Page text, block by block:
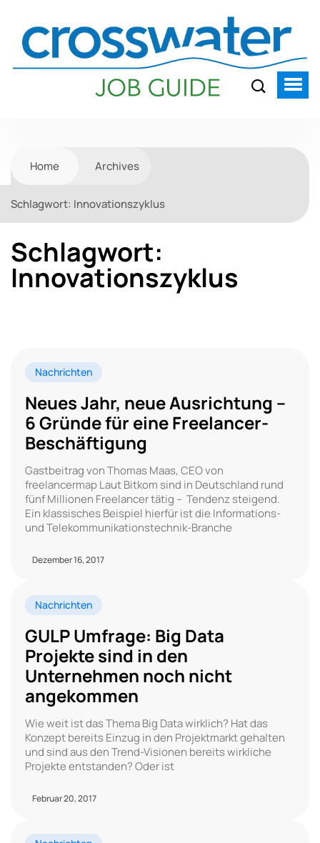
Home Archives
Schlagwort: Innovationszyklus
Schlagwort:
Innovationszyklus
Nachrichten
Neues Jahr, neue Ausrichtung –
6 Gründe für eine Freelancer-
Beschäftigung
Gastbeitrag von Thomas Maas, CEO von
freelancermap Laut Bitkom sind in Deutschland rund
fünf Millionen Freelancer tätig – Tendenz steigend.
Ein klassisches Beispiel hierfür ist die Informations-
und Telekommunikationstechnik-Branche
Dezember 16, 2017
Nachrichten
GULP Umfrage: Big Data
Projekte sind in den
Unternehmen noch nicht
angekommen
Wie weit ist das Thema Big Data wirklich? Hat das
Konzept bereits Einzug in den Projektmarkt gehalten
und sind aus den Trend-Visionen bereits wirkliche
Projekte entstanden? Oder ist
Februar 20, 2017